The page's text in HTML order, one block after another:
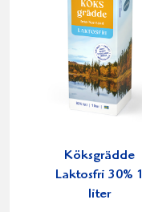
Köksgrädde
Laktosfri 30% 1
liter